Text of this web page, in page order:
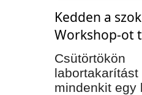
Kedden a
Workshop-ot
mindenkit